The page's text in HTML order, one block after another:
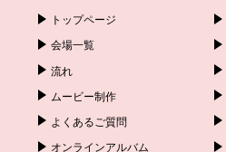
トップページ
会場一覧
流れ
ムービー制作
よくあるご質問
オンラインアルバム